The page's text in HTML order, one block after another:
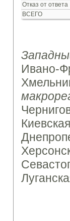
Отказ от ответа
ВСЕГО
Ивано-